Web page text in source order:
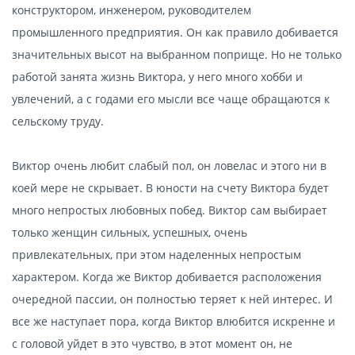
конструктором, инженером, руководителем
промышленного предприятия. Он как правило добивается
значительных высот на выбранном поприще. Но не только
работой занята жизнь Виктора, у него много хобби и
увлечений, а с годами его мысли все чаще обращаются к
сельскому труду.
Виктор очень любит слабый пол, он ловелас и этого ни в
коей мере не скрывает. В юности на счету Виктора будет
много непростых любовных побед. Виктор сам выбирает
только женщин сильных, успешных, очень
привлекательных, при этом наделенных непростым
характером. Когда же Виктор добивается расположения
очередной пассии, он полностью теряет к ней интерес. И
все же наступает пора, когда Виктор влюбится искренне и
с головой уйдет в это чувство, в этот момент он, не